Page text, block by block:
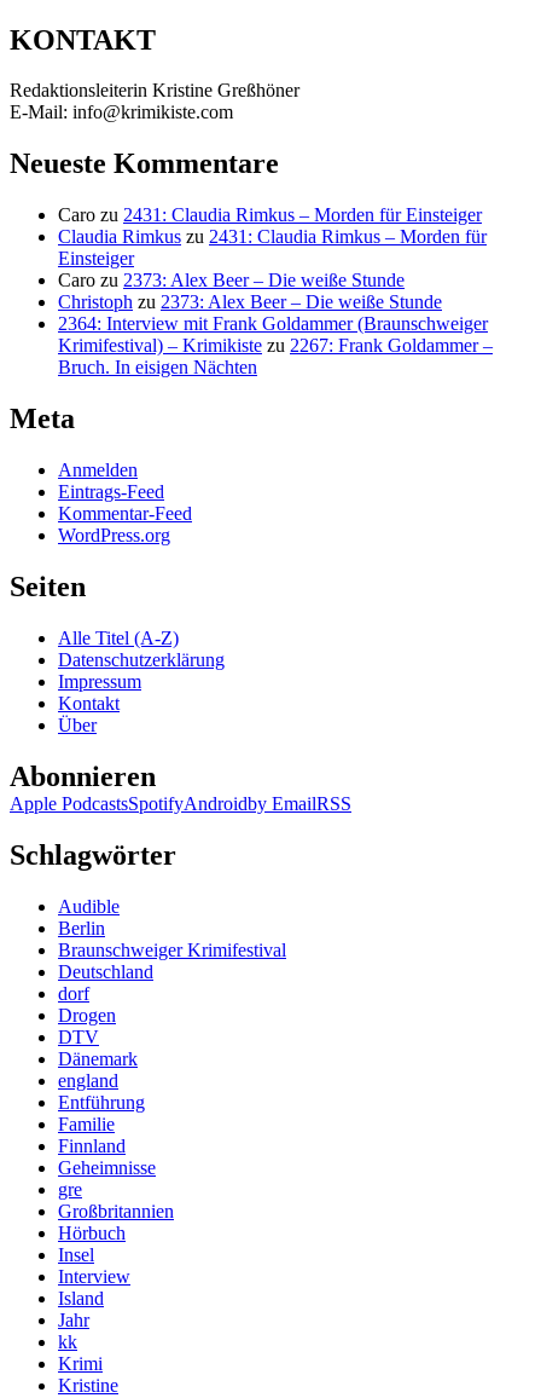
KONTAKT
Redaktionsleiterin Kristine Greßhöner
E-Mail: info@krimikiste.com
Neueste Kommentare
Caro zu 2431: Claudia Rimkus – Morden für Einsteiger
Claudia Rimkus zu 2431: Claudia Rimkus – Morden für
Einsteiger
Caro zu 2373: Alex Beer – Die weiße Stunde
Christoph zu 2373: Alex Beer – Die weiße Stunde
2364: Interview mit Frank Goldammer (Braunschweiger
Krimifestival) – Krimikiste zu 2267: Frank Goldammer –
Bruch. In eisigen Nächten
Meta
Anmelden
Eintrags-Feed
Kommentar-Feed
WordPress.org
Seiten
Alle Titel (A-Z)
Datenschutzerklärung
Impressum
Kontakt
Über
Abonnieren
Apple PodcastsSpotifyAndroidby EmailRSS
Schlagwörter
Audible
Berlin
Braunschweiger Krimifestival
Deutschland
dorf
Drogen
DTV
Dänemark
england
Entführung
Familie
Finnland
Geheimnisse
gre
Großbritannien
Hörbuch
Insel
Interview
Island
Jahr
kk
Krimi
Kristine